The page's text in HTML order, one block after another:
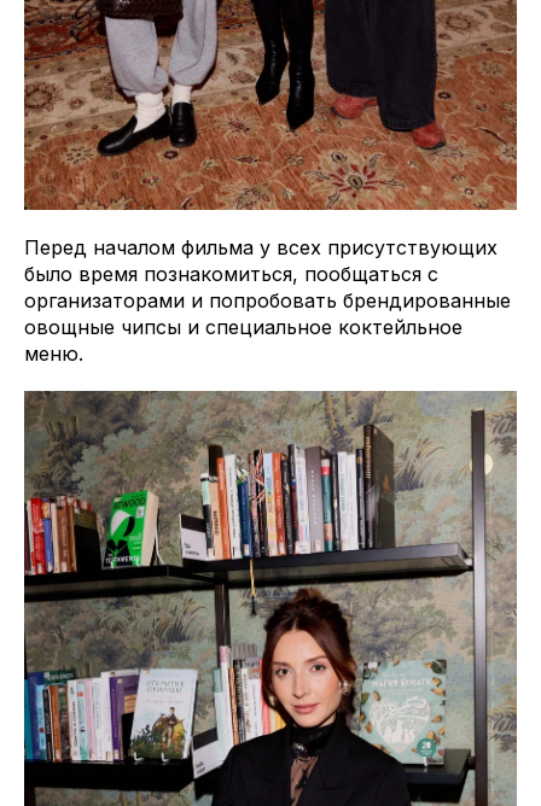
Перед началом фильма у всех присутствующих
было время познакомиться, пообщаться с
организаторами и попробовать брендированные
овощные чипсы и специальное коктейльное
меню.